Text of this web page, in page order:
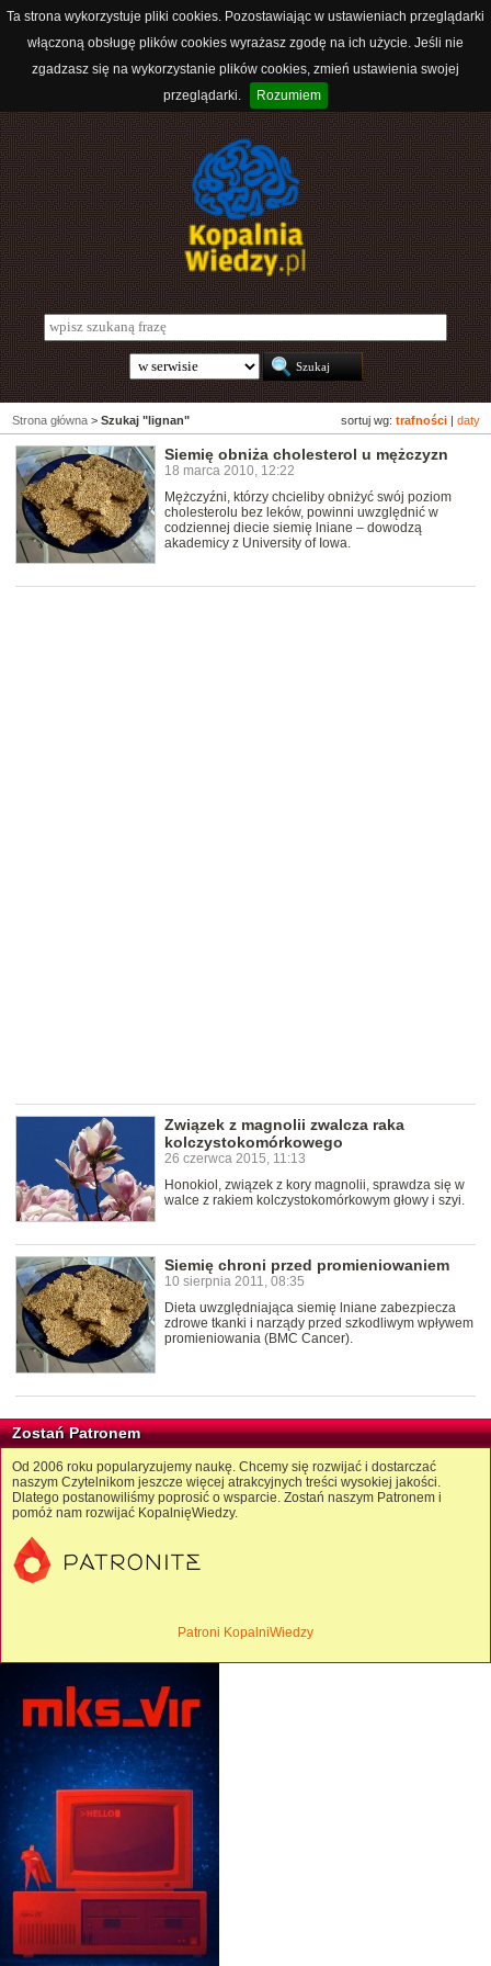
Ta strona wykorzystuje pliki cookies. Pozostawiając w ustawieniach przeglądarki
włączoną obsługę plików cookies wyrażasz zgodę na ich użycie. Jeśli nie
zgadzasz się na wykorzystanie plików cookies, zmień ustawienia swojej
przeglądarki.
Rozumiem
sortuj wg: trafności daty
Strona główna > Szukaj "lignan"
Siemię obniża cholesterol u mężczyzn
18 marca 2010, 12:22
Mężczyźni, którzy chcieliby obniżyć swój poziom
cholesterolu bez leków, powinni uwzględnić w
codziennej diecie siemię lniane – dowodzą
akademicy z University of Iowa.
Związek z magnolii zwalcza raka
kolczystokomórkowego
26 czerwca 2015, 11:13
Honokiol, związek z kory magnolii, sprawdza się w
walce z rakiem kolczystokomórkowym głowy i szyi.
Siemię chroni przed promieniowaniem
10 sierpnia 2011, 08:35
Dieta uwzględniająca siemię lniane zabezpiecza
zdrowe tkanki i narządy przed szkodliwym wpływem
promieniowania (BMC Cancer).
Zostań Patronem
Od 2006 roku popularyzujemy naukę. Chcemy się rozwijać i dostarczać
naszym Czytelnikom jeszcze więcej atrakcyjnych treści wysokiej jakości.
Dlatego postanowiliśmy poprosić o wsparcie. Zostań naszym Patronem i
pomóż nam rozwijać KopalnięWiedzy.
Patroni KopalniWiedzy